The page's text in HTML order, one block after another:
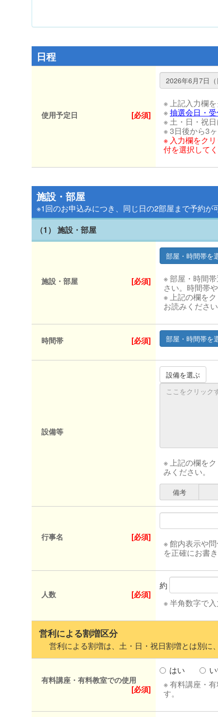
日程
使用予定日 [必須]
※ 上記入力欄
※抽選会日・
※ 土・日・祝
※ 3日後から3
※ 入力欄をク
付を選択して
施設・部屋
※1回のお申込みにつき、同じ日の2部屋まで予約
（1） 施設・部屋
施設・部屋 [必須]
※ 部屋・時間
さい。時間帯
※ 上記の欄を
お読みくださ
時間帯 [必須]
設備等
※ 上記の欄を
みください。
備考
行事名 [必須]
※ 館内表示や
を正確にお書
人数 [必須]
約
※ 半角数字で
営利による割増区分
営利による割増は、土・日・祝日割増とは別に
有料講座・有料教室での使用
[必須]
はい
※ 有料講座・
す。